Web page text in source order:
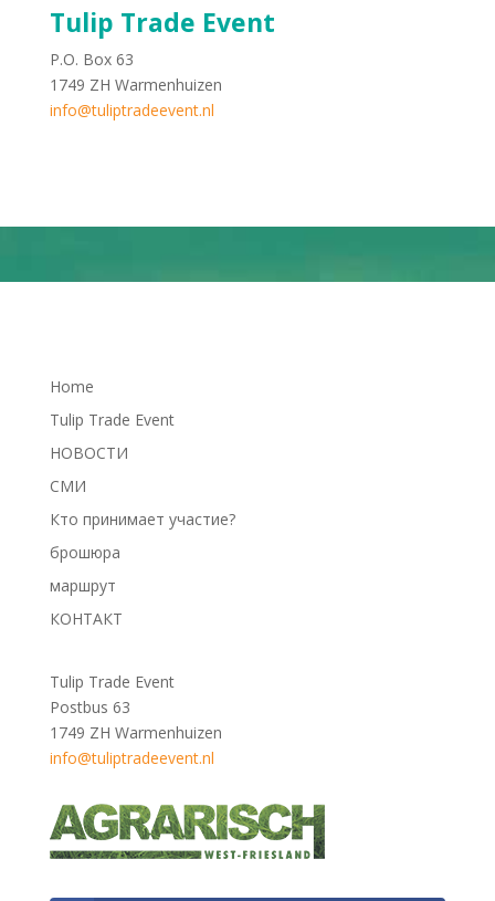
Tulip Trade Event
P.O. Box 63
1749 ZH Warmenhuizen
info@tuliptradeevent.nl
Home
Tulip Trade Event
НОВОСТИ
СМИ
Кто принимает участие?
брошюра
маршрут
КОНТАКТ
Tulip Trade Event
Postbus 63
1749 ZH Warmenhuizen
info@tuliptradeevent.nl